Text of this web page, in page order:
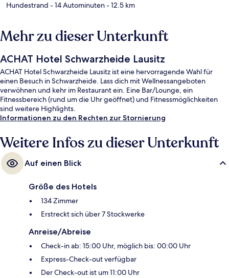
Hundestrand - 14 Autominuten- 12.5 km
Mehr zu dieser Unterkunft
ACHAT Hotel Schwarzheide Lausitz
ACHAT Hotel Schwarzheide Lausitz ist eine hervorragende Wahl für
einen Besuch in Schwarzheide. Lass dich mit Wellnessangeboten
verwöhnen und kehr im Restaurant ein. Eine Bar/Lounge, ein
Fitnessbereich (rund um die Uhr geöffnet) und Fitnessmöglichkeiten
sind weitere Highlights.
Informationen zu den Rechten zur Stornierung
Weitere Infos zu dieser Unterkunft
Auf einen Blick
Größe des Hotels
134 Zimmer
Erstreckt sich über 7 Stockwerke
Anreise/Abreise
Check-in ab: 15:00 Uhr, möglich bis: 00:00 Uhr
Express-Check-out verfügbar
Der Check-out ist um 11:00 Uhr